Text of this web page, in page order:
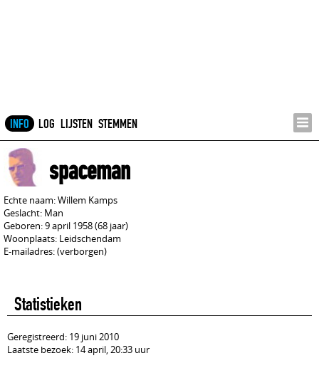
INFO LOG LIJSTEN STEMMEN
spaceman
Echte naam: Willem Kamps
Geslacht: Man
Geboren: 9 april 1958 (68 jaar)
Woonplaats: Leidschendam
E-mailadres: (verborgen)
Statistieken
Geregistreerd: 19 juni 2010
Laatste bezoek: 14 april, 20:33 uur